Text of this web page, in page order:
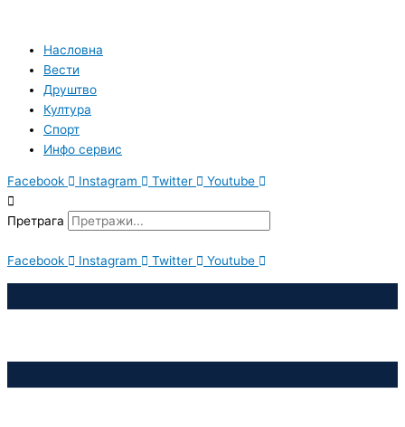
садржајНасловна
Вести
Друштво
Култура
Спорт
Инфо сервис
Facebook Instagram Twitter Youtube
Претрага
Facebook Instagram Twitter Youtube